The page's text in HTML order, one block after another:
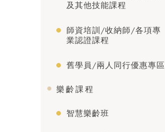
及其他技能課程
師資培訓/收納師/各項專
業認證課程
舊學員/兩人同行優惠專區
樂齡課程
智慧樂齡班